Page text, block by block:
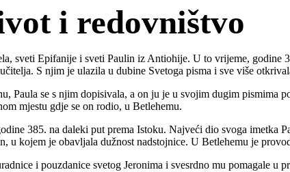
i redovništvo
sveti Epifanije i sveti Paulin iz Antiohije. U to vrijeme, godine
S njim je ulazila u dubine Svetoga pisma i sve više
Paula se s njim dopisivala, a on ju je u svojim dugim
mjestu gdje se on rodio, u Betlehemu.
385. na daleki put prema Istoku. Najveći dio svoga imetka
u kojem je obavljala dužnost nadstojnice. U Betlehemu je
i pouzdanice svetog Jeronima i svesrdno mu pomagale u